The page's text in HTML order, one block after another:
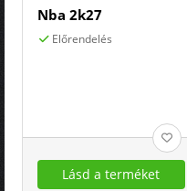
Nba 2k27
Előrendelés
Lásd a terméket